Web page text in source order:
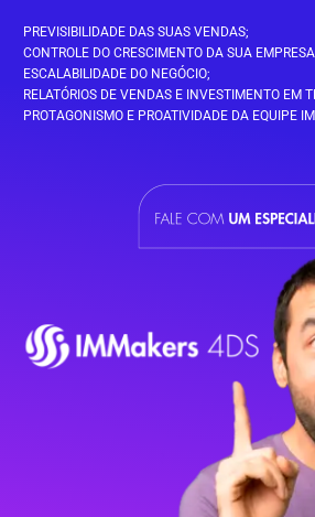
PREVISIBILIDADE DAS SUAS VENDAS;
CONTROLE DO CRESCIMENTO DA SUA
ESCALABILIDADE DO NEGÓCIO;
RELATÓRIOS DE VENDAS E INVESTIMENTO EM
PROTAGONISMO E PROATIVIDADE DA EQUIPE